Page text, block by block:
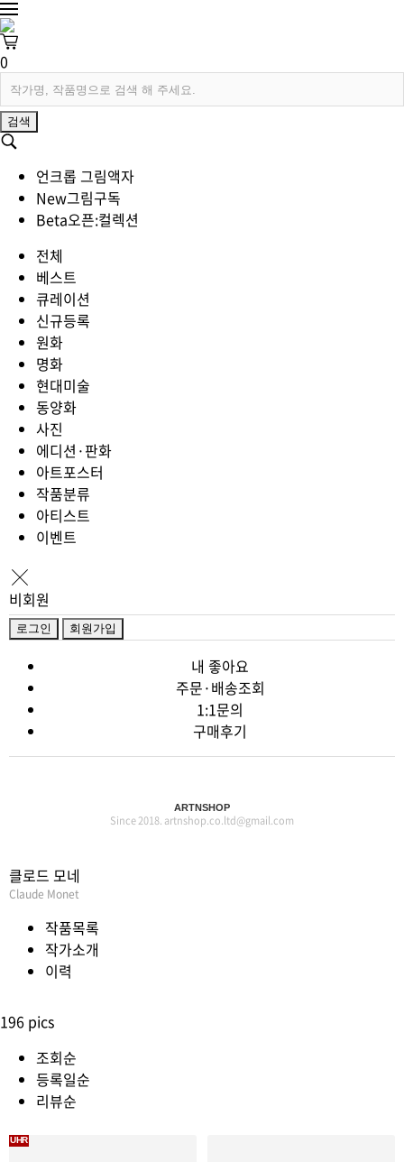
0
검색
언크롭 그림액자
New그림구독
Beta오픈:컬렉션
전체
베스트
큐레이션
신규등록
원화
명화
현대미술
동양화
사진
에디션·판화
아트포스터
작품분류
아티스트
이벤트
비회원
로그인 회원가입
내 좋아요
주문·배송조회
1:1문의
구매후기
ARTNSHOP
Since 2018. artnshop.co.ltd@gmail.com
클로드 모네
Claude Monet
작품목록
작가소개
이력
196 pics
조회순
등록일순
리뷰순
UHR